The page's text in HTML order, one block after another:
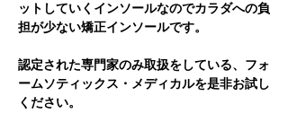
ットしていくインソールなのでカラダへの負
担が少ない矯正インソールです。
認定された専門家のみ取扱をしている、フォ
ームソティックス・メディカルを是非お試し
ください。